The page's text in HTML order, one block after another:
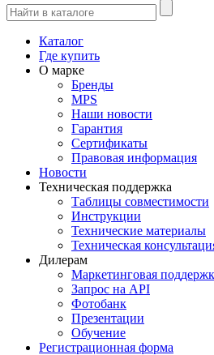
Каталог
Где купить
О марке
Бренды
MPS
Наши новости
Гарантия
Сертификаты
Правовая информация
Новости
Техническая поддержка
Таблицы совместимости
Инструкции
Технические материалы
Техническая
Дилерам
Маркетинговая
Запрос на API
Фотобанк
Презентации
Обучение
Регистрационная форма